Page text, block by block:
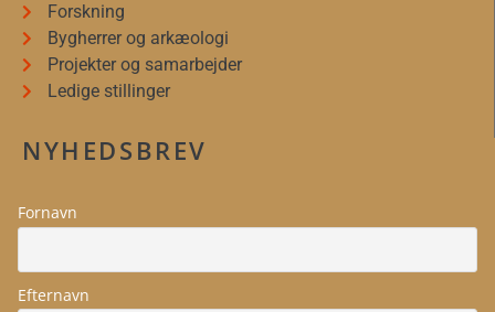
Forskning
Bygherrer og arkæologi
Projekter og samarbejder
Ledige stillinger
NYHEDSBREV
Fornavn
Efternavn